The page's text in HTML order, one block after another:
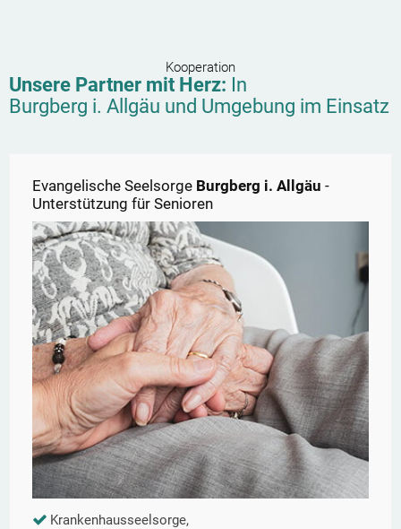
Kooperation
Unsere Partner mit Herz: In
Burgberg i. Allgäu und Umgebung im Einsatz
Evangelische Seelsorge Burgberg i. Allgäu -
Unterstützung für Senioren
Krankenhausseelsorge,